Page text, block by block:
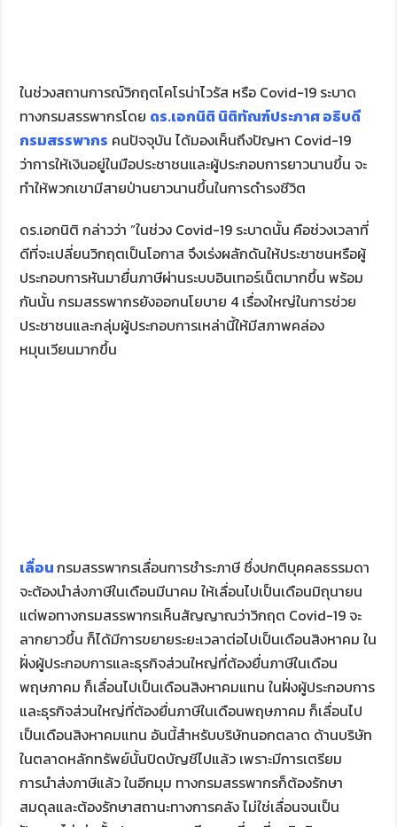
ในช่วงสถานการณ์วิกฤตโคโรน่าไวรัส หรือ Covid-19 ระบาด
ทางกรมสรรพากรโดย ดร.เอกนิติ นิติทัณฑ์ประภาศ อธิบดี
กรมสรรพากร คนปัจจุบัน ได้มองเห็นถึงปัญหา Covid-19
ว่าการให้เงินอยู่ในมือประชาชนและผู้ประกอบการยาวนานขึ้น จะ
ทำให้พวกเขามีสายป่านยาวนานขึ้นในการดำรงชีวิต
ดร.เอกนิติ กล่าวว่า “ในช่วง Covid-19 ระบาดนั้น คือช่วงเวลาที่
ดีที่จะเปลี่ยนวิกฤตเป็นโอกาส จึงเร่งผลักดันให้ประชาชนหรือผู้
ประกอบการหันมายื่นภาษีผ่านระบบอินเทอร์เน็ตมากขึ้น พร้อม
กันนั้น กรมสรรพากรยังออกนโยบาย 4 เรื่องใหญ่ในการช่วย
ประชาชนและกลุ่มผู้ประกอบการเหล่านี้ให้มีสภาพคล่อง
หมุนเวียนมากขึ้น
เลื่อนกรมสรรพากรเลื่อนการชำระภาษี ซึ่งปกติบุคคลธรรมดา
จะต้องนำส่งภาษีในเดือนมีนาคม ให้เลื่อนไปเป็นเดือนมิถุนายน
แต่พอทางกรมสรรพากรเห็นสัญญาณว่าวิกฤต Covid-19 จะ
ลากยาวขึ้น ก็ได้มีการขยายระยะเวลาต่อไปเป็นเดือนสิงหาคม ใน
ฝั่งผู้ประกอบการและธุรกิจส่วนใหญ่ที่ต้องยื่นภาษีในเดือน
พฤษภาคม ก็เลื่อนไปเป็นเดือนสิงหาคมแทน ในฝั่งผู้ประกอบการ
และธุรกิจส่วนใหญ่ที่ต้องยื่นภาษีในเดือนพฤษภาคม ก็เลื่อนไป
เป็นเดือนสิงหาคมแทน อันนี้สำหรับบริษัทนอกตลาด ด้านบริษัท
ในตลาดหลักทรัพย์นั้นปิดบัญชีไปแล้ว เพราะมีการเตรียม
การนำส่งภาษีแล้ว ในอีกมุม ทางกรมสรรพากรก็ต้องรักษา
สมดุลและต้องรักษาสถานะทางการคลัง ไม่ใช่เลื่อนจนเป็น